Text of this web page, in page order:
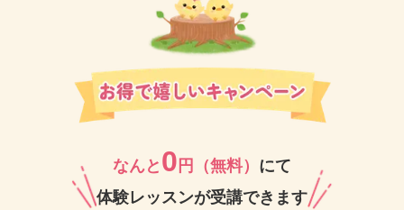
元幼稚園教諭ベテランママ講師と、現役子育て真っ最
中のママ講師が子どもたちの成長をしっかりサポート
いたします。
お待ちしております。
なんと 0 円（無料） にて
体験レッスンが受講できます